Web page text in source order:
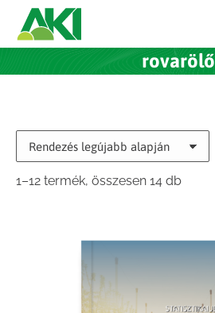
rovarölő
1–12 termék, összesen 14 dbSorted